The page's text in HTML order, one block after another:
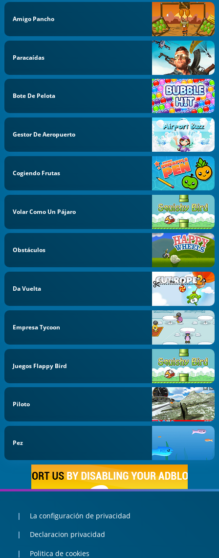
Amigo Pancho
Paracaídas
Bote De Pelota
Gestor De Aeropuerto
Cogiendo Frutas
Volar Como Un Pájaro
Obstáculos
Da Vuelta
Empresa Tycoon
Juegos Flappy Bird
Piloto
Pez
La configuración de privacidad
Declaracion privacidad
Politica de cookies